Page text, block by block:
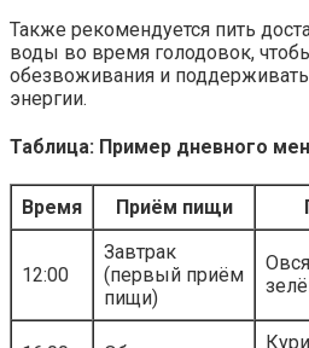
Также рекомендуется пить
воды во время голодовок,
обезвоживания и
энергии.
Таблица: Пример дневного
Время Приём пищи
12:00
Завтрак
(первый приём
пищи)